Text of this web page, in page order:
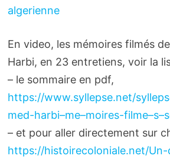
algerienne
En video, les mémoires filmés
Harbi, en 23 entretiens, voir la
– le sommaire en pdf,
https://www.syllepse.net/
med-harbi–me–moires-
– et pour aller directement sur
https://histoirecoloniale.net/